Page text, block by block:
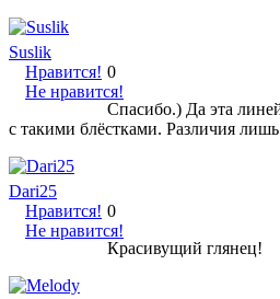
Suslik
Нравится!
Не нравится!
0
Спасибо.) Да эта
с такими блёстками. Различия
Dari25
Нравится!
Не нравится!
0
Красивущий глянец!